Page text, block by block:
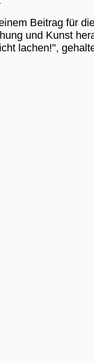
Beitrag für
und Kunst
lachen!",